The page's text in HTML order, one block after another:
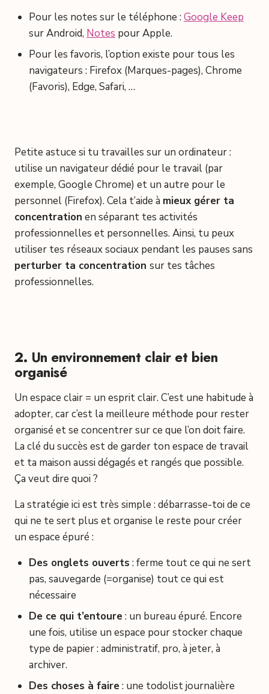
Pour les notes sur le téléphone :Google Keep
sur Android, Notes pour Apple.
Pour les favoris, l’option existe pour tous les
navigateurs : Firefox (Marques-pages), Chrome
(Favoris), Edge, Safari, …
Petite astuce si tu travailles sur un ordinateur :
utilise un navigateur dédié pour le travail (par
exemple, Google Chrome) et un autre pour le
personnel (Firefox). Cela t’aide à mieux gérer ta
concentration en séparant tes activités
professionnelles et personnelles. Ainsi, tu peux
utiliser tes réseaux sociaux pendant les pauses sans
perturber ta concentration sur tes tâches
professionnelles.
2. Un environnement clair et bien
organisé
Un espace clair = un esprit clair. C’est une habitude à
adopter, car c’est la meilleure méthode pour rester
organisé et se concentrer sur ce que l’on doit faire.
La clé du succès est de garder ton espace de travail
et ta maison aussi dégagés et rangés que possible.
Ça veut dire quoi ?
La stratégie ici est très simple : débarrasse-toi de ce
qui ne te sert plus et organise le reste pour créer
un espace épuré :
Des onglets ouverts : ferme tout ce qui ne sert
pas, sauvegarde (=organise) tout ce qui est
nécessaire
De ce qui t’entoure: un bureau épuré. Encore
une fois, utilise un espace pour stocker chaque
type de papier : administratif, pro, à jeter, à
archiver.
Des choses à faire: une todolist journalière